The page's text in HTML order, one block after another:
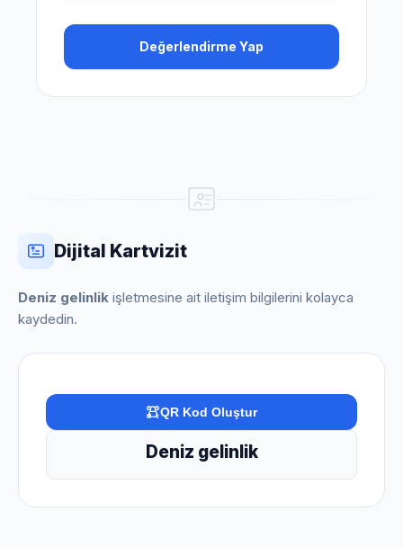
Değerlendirme Yap
Dijital Kartvizit
Deniz gelinlik işletmesine ait iletişim bilgilerini kolayca
kaydedin.
QR Kod Oluştur
Deniz gelinlik